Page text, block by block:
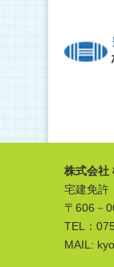
株式会社
宅建免許
〒606－
TEL：
MAIL: